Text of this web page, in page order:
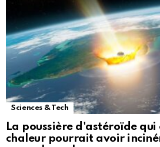
Sciences & Tech
La poussière d'astéroïde
chaleur pourrait avoir